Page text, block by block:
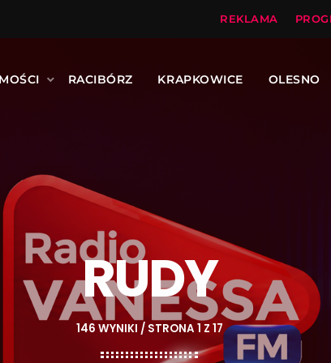
REKLAMA
RACIBÓRZ KRAPKOWICE OLESNO
RUDY
146 WYNIKI / STRONA 1 Z 17